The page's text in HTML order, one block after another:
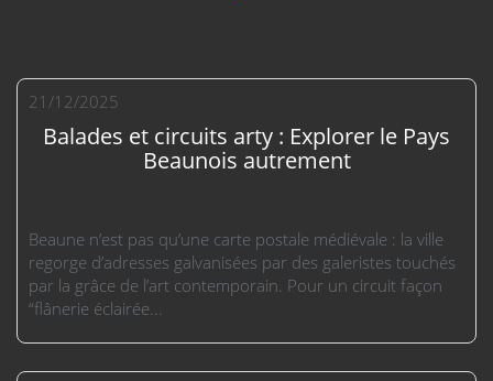
21/12/2025
Balades et circuits arty : Explorer le Pays
Beaunois autrement
Beaune n’est pas qu’une carte postale médiévale : la ville
regorge d’adresses galvanisées par des galeristes touchés
par la grâce de l’art contemporain. Pour un circuit façon
“flânerie éclairée...